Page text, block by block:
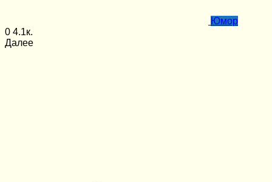
Юмор
0 4.1к.
Далее